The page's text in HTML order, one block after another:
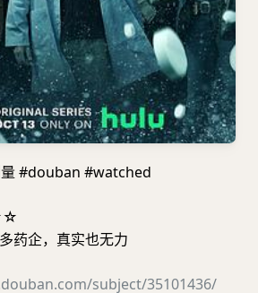
#douban #watched
药企，真实也无力
subject/35101436/